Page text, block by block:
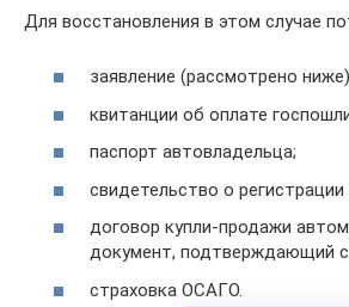
Для восстановления в этом случае
заявление (рассмотрено
квитанции об оплате
паспорт автовладельца;
свидетельство о
договор купли-продажи
документ, подтверждающий
страховка ОСАГО.